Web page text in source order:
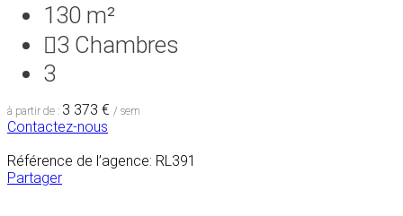
130 m²
3 Chambres
3
à partir de : 3 373 € / sem
Contactez-nous
Référence de l’agence: RL391
Partager